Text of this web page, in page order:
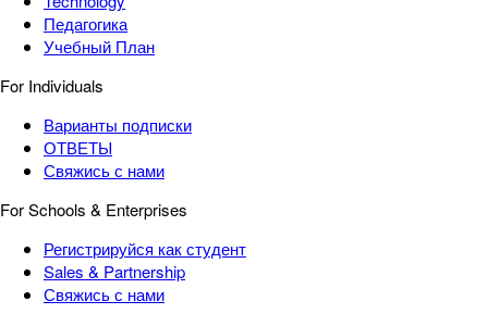
Педагогика
Учебный План
For Individuals
Варианты подписки
ОТВЕТЫ
Свяжись с нами
For Schools & Enterprises
Регистрируйся как студент
Sales & Partnership
Свяжись с нами